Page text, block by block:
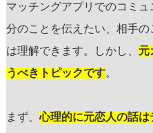
マッチングアプリでのコミ
分のことを伝えたい、相手
は理解できます。しかし、 元
うべきトピックです。
まず、心理的に元恋人の話は